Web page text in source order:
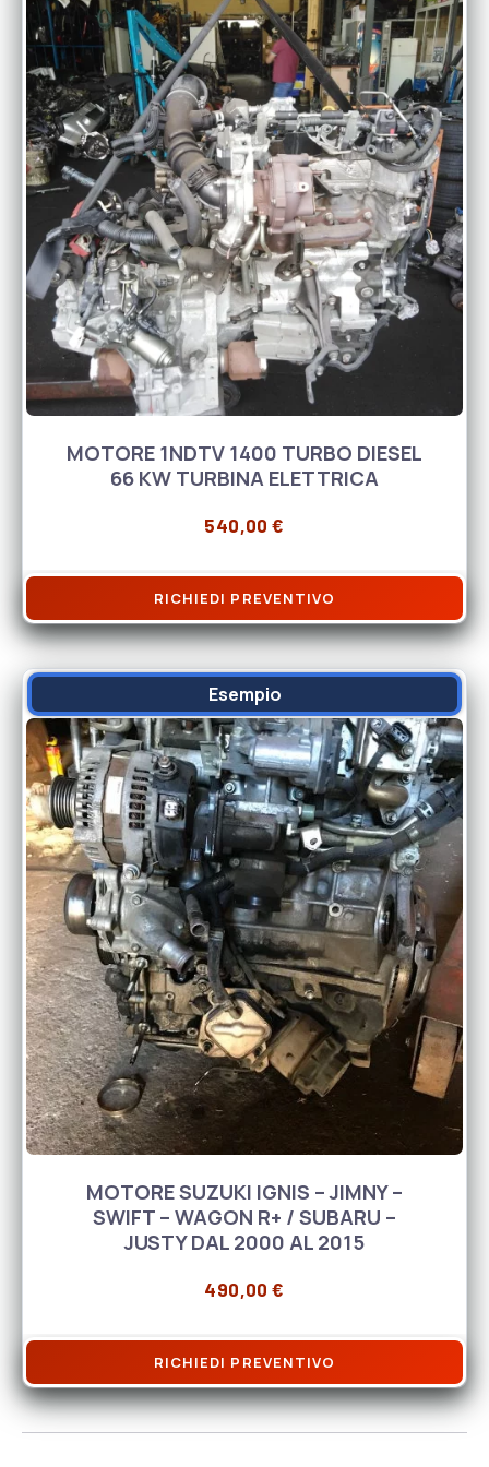
MOTORE 1NDTV 1400 TURBO DIESEL
66 KW TURBINA ELETTRICA
540,00€
RICHIEDI PREVENTIVO
Esempio
MOTORE SUZUKI IGNIS – JIMNY –
SWIFT – WAGON R+ / SUBARU –
JUSTY DAL 2000 AL 2015
490,00€
RICHIEDI PREVENTIVO